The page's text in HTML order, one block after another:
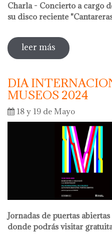
Charla - Concierto a cargo
su disco reciente
leer más sobre la
DIA
MUSEOS 2024
18 y 19 de Mayo
Jornadas de puertas
donde podrás visitar